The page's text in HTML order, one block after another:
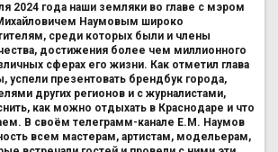
2024 года наши земляки во главе с мэром
Наумовым широко
среди которых были и члены
достижения более чем миллионного
сферах его жизни. Как отметил глава
успели презентовать брендбук города,
других регионов и с журналистами,
как можно отдыхать в Краснодаре и что
В своём телеграмм-канале Е.М. Наумов
всем мастерам, артистам, модельерам,